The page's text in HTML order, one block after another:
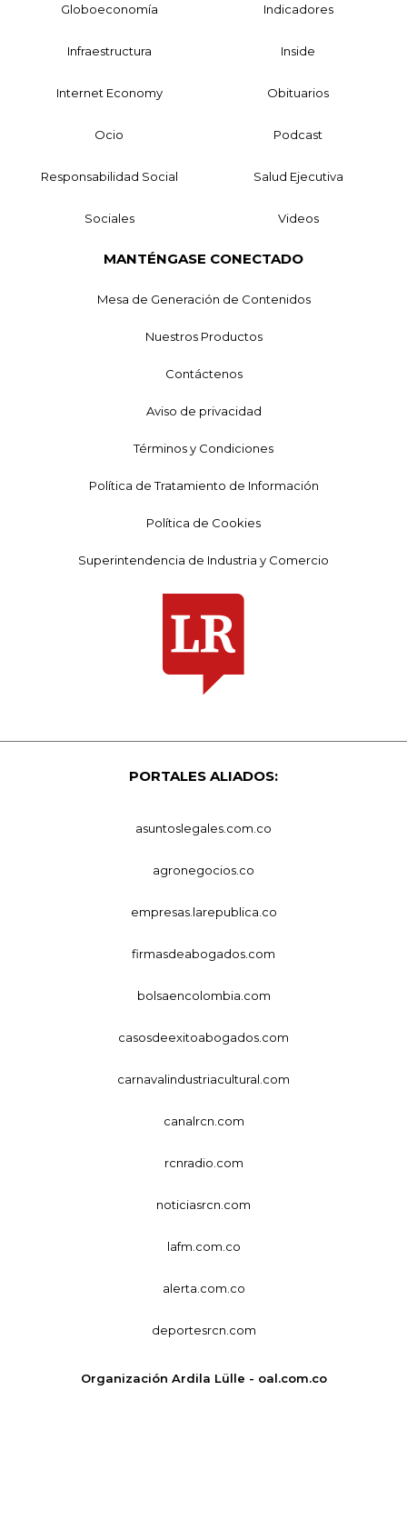
Globoeconomía Indicadores
Infraestructura Inside
Internet Economy Obituarios
Ocio Podcast
Responsabilidad Social Salud Ejecutiva
Sociales Videos
MANTÉNGASE CONECTADO
Mesa de Generación de Contenidos
Nuestros Productos
Contáctenos
Aviso de privacidad
Términos y Condiciones
Política de Tratamiento de Información
Política de Cookies
Superintendencia de Industria y Comercio
PORTALES ALIADOS:
asuntoslegales.com.co
agronegocios.co
empresas.larepublica.co
firmasdeabogados.com
bolsaencolombia.com
casosdeexitoabogados.com
carnavalindustriacultural.com
canalrcn.com
rcnradio.com
noticiasrcn.com
lafm.com.co
alerta.com.co
deportesrcn.com
Organización Ardila Lülle - oal.com.co